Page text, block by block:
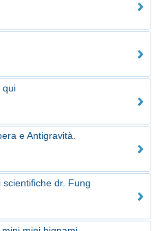
qui
e Antigravità.
dr. Fung